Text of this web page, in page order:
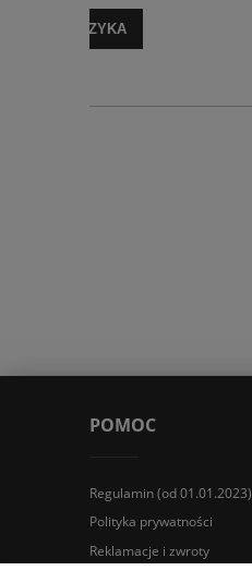
POMOC
Regulamin (od 01.01.2023)
Polityka prywatności
Reklamacje i zwroty